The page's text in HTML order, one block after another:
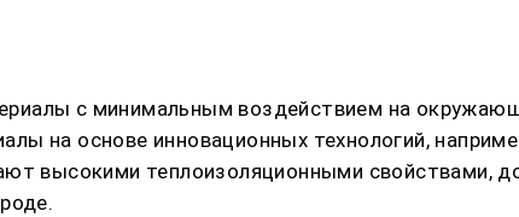
с минимальным воздействием на
на основе инновационных технологий,
высокими теплоизоляционными свойствами,